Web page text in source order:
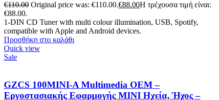
€110.00 Original price was: €110.00.€88.00Η τρέχουσα τιμή είναι:
€88.00.
1-DIN CD Tuner with multi colour illumination, USB, Spotify,
compatible with Apple and Android devices.
Προσθήκη στο καλάθι
Quick view
Sale
GZCS 100MINI-A Multimedia OEM –
Εργοστασιακής Εφαρμογής MINI Ηχεία, Ήχος –